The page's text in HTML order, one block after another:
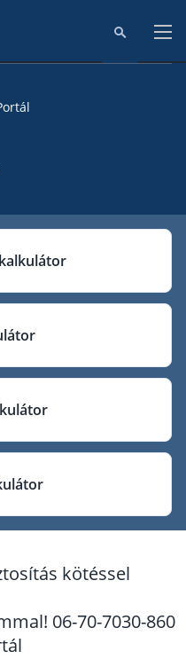
Egyesület
Biztosító
kötéssel
06-70-7030-860